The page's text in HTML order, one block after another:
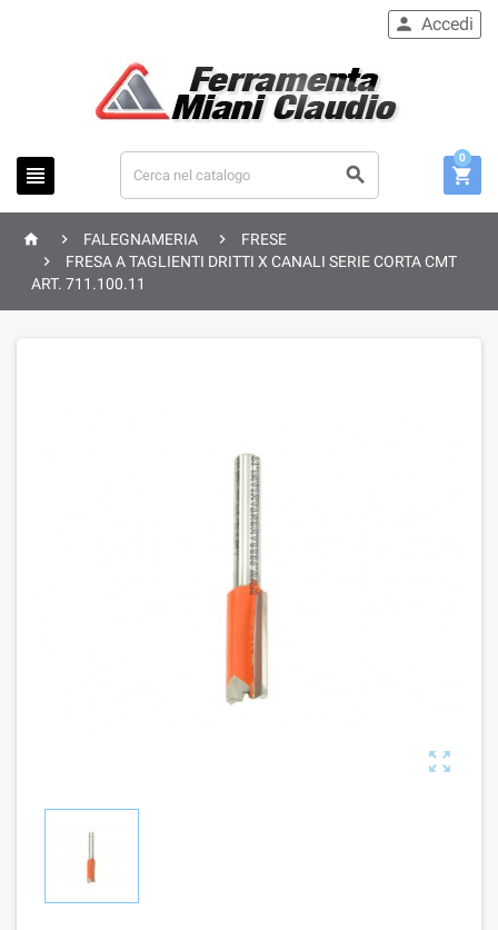
 
 Accedi

0
  FALEGNAMERIA 
FRESE

FRESA A TAGLIENTI DRITTI X CANALI SERIE CORTA CMT
ART. 711.100.11
